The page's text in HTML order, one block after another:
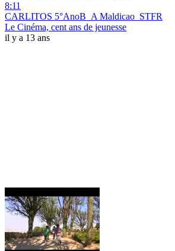
8:11
CARLITOS 5°AnoB_A Maldicao_STFR
Le Cinéma, cent ans de jeunesse
il y a 13 ans